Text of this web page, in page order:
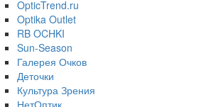
OpticTrend.ru
Optika Outlet
RB OCHKI
Sun-Season
Галерея Очков
Деточки
Культура Зрения